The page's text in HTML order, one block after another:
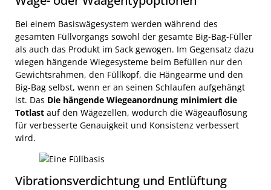
nützlich in Fällen, in denen der Böschungswinkel des
Materials ein vollständiges Ausfüllen der oberen
Ecken verhindertEine einfache Vibration reicht nicht
aus.
den Beutel vor dem Befüllen mit Luft (oder Stickstoff)
aufzublasen.Beseitigung von Stofffalten und
sicherzustellen, dass die maximale Kapazität erreicht
wird.
Bei einem Basiswägesystem werden während des
gesamten Füllvorgangs sowohl der gesamte Big-Bag-Füller
als auch das Produkt im Sack gewogen. Im Gegensatz dazu
wiegen hängende Wiegesysteme beim Befüllen nur den
Gewichtsrahmen, den Füllkopf, die Hängearme und den
Big-Bag selbst, wenn er an seinen Schlaufen aufgehängt
ist. Das Die hängende Wiegeanordnung minimiert die
Totlast auf den Wägezellen, wodurch die Wägeauflösung
für verbesserte Genauigkeit und Konsistenz verbessert
wird.
Vibrationsverdichtung und Entlüftung